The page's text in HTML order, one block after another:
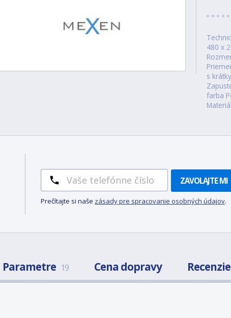
480 x
s
farba
ZAVOLAJTE MI
Prečítajte si naše zásady pre spracovanie osobných údajov.
Parametre 19 Cena dopravy Recenzie